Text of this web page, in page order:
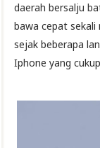
daerah bersalju
bawa cepat sekali
sejak beberapa
Iphone yang